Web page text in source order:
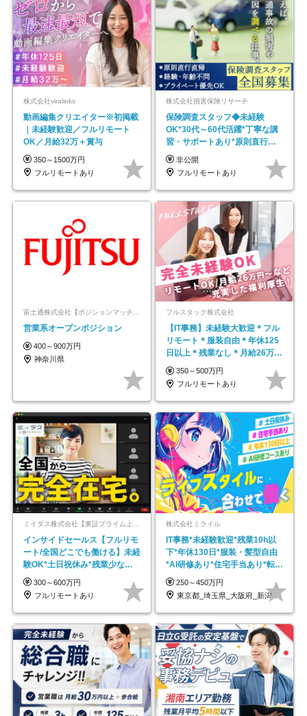
株式会社viralinks
動画編集クリエイター※初掲載
｜未経験歓迎／フルリモート
OK／月給32万＋賞与
350～1500万円
フルリモートあり
株式会社損害保険リサーチ
保険調査スタッフ◆未経験
OK*30代～60代活躍*丁寧な講
習・サポートあり*原則直行直
帰／全国募集・業務委託
非公開
フルリモートあり
富士通株式会社【ポジションマッチ登録】
営業系オープンポジション
400～900万円
神奈川県
フルスタック株式会社
【IT事務】未経験大歓迎＊フル
リモート＊服装自由＊年休125
日以上＊残業なし＊月給26万円
以上
350～500万円
フルリモートあり
インサイドセールス【フルリモ
ート/全国どこでも働ける】未経
験OK*土日祝休み*残業少なめ*
在宅勤務手当あり
300～600万円
フルリモートあり
株式会社ミライル
IT事務*未経験歓迎*残業10h以
下*年休130日*服装・髪型自由
*AI研修あり*住宅手当あり*転勤
なし
250～450万円
東京都_埼玉県_大阪府_新潟県_福岡県